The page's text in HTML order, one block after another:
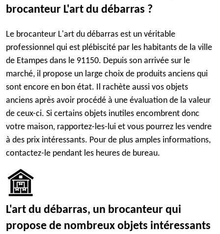
brocanteur L'art du débarras ?
Le brocanteur L'art du débarras est un véritable
professionnel qui est plébiscité par les habitants de la ville
de Etampes dans le 91150. Depuis son arrivée sur le
marché, il propose un large choix de produits anciens qui
sont encore en bon état. Il rachète aussi vos objets
anciens après avoir procédé à une évaluation de la valeur
de ceux-ci. Si certains objets inutiles encombrent donc
votre maison, rapportez-les-lui et vous pourrez les vendre
à des prix intéressants. Pour de plus amples informations,
contactez-le pendant les heures de bureau.
L'art du débarras, un brocanteur qui
propose de nombreux objets intéressants